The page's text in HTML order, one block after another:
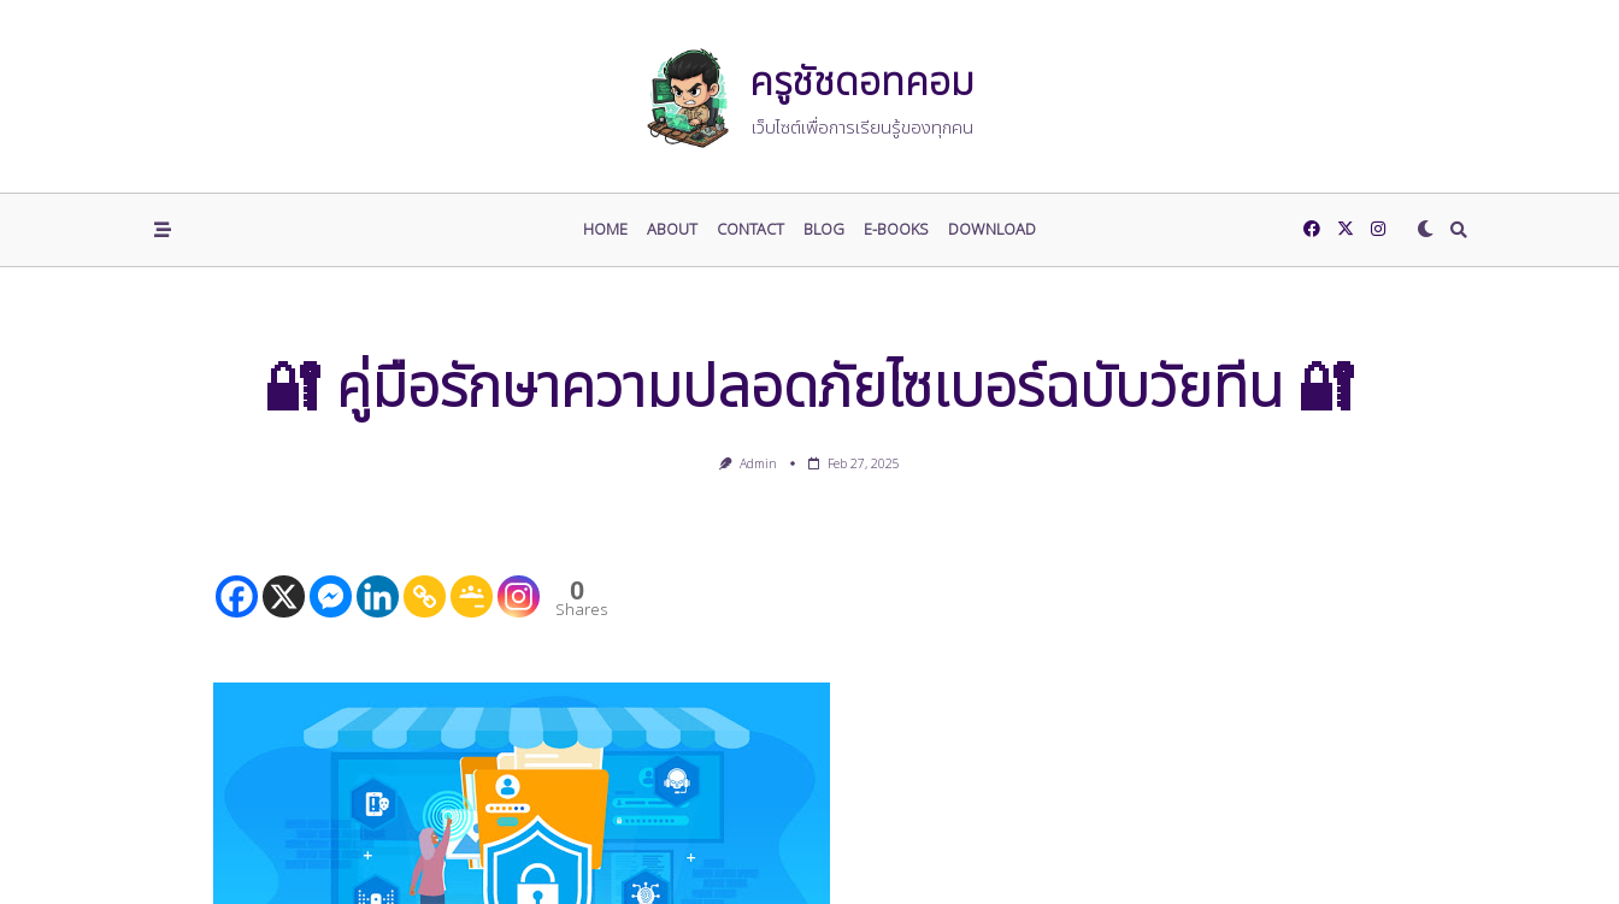
ครูชัชดอทคอม
เว็บไซต์เพื่อการเรียนรู้ของทุกคน
HOME ABOUT CONTACT BLOG E-BOOKS DOWNLOAD
🔐 คู่มือรักษาความปลอดภัยไซเบอร์ฉบับวัยทีน 🔐
Admin Feb 27, 2025
0
Shares